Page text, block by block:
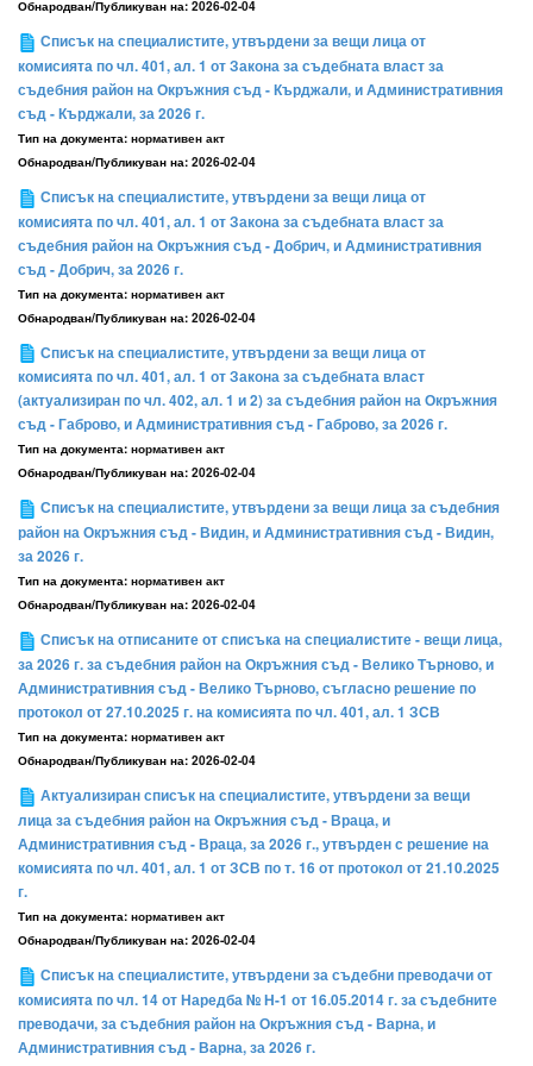
Обнародван/Публикуван на: 2026-02-04
Списък на специалистите, утвърдени за вещи лица от
комисията по чл. 401, ал. 1 от Закона за съдебната власт за
съдебния район на Окръжния съд - Кърджали, и Административния
съд - Кърджали, за 2026 г.
Тип на документа: нормативен акт
Обнародван/Публикуван на: 2026-02-04
Списък на специалистите, утвърдени за вещи лица от
комисията по чл. 401, ал. 1 от Закона за съдебната власт за
съдебния район на Окръжния съд - Добрич, и Административния
съд - Добрич, за 2026 г.
Тип на документа: нормативен акт
Обнародван/Публикуван на: 2026-02-04
Списък на специалистите, утвърдени за вещи лица от
комисията по чл. 401, ал. 1 от Закона за съдебната власт
(актуализиран по чл. 402, ал. 1 и 2) за съдебния район на Окръжния
съд - Габрово, и Административния съд - Габрово, за 2026 г.
Тип на документа: нормативен акт
Обнародван/Публикуван на: 2026-02-04
Списък на специалистите, утвърдени за вещи лица за съдебния
район на Окръжния съд - Видин, и Административния съд - Видин,
за 2026 г.
Тип на документа: нормативен акт
Обнародван/Публикуван на: 2026-02-04
Списък на отписаните от списъка на специалистите - вещи лица,
за 2026 г. за съдебния район на Окръжния съд - Велико Търново, и
Административния съд - Велико Търново, съгласно решение по
протокол от 27.10.2025 г. на комисията по чл. 401, ал. 1 ЗСВ
Тип на документа: нормативен акт
Обнародван/Публикуван на: 2026-02-04
Актуализиран списък на специалистите, утвърдени за вещи
лица за съдебния район на Окръжния съд - Враца, и
Административния съд - Враца, за 2026 г., утвърден с решение на
комисията по чл. 401, ал. 1 от ЗСВ по т. 16 от протокол от 21.10.2025
г.
Тип на документа: нормативен акт
Обнародван/Публикуван на: 2026-02-04
Списък на специалистите, утвърдени за съдебни преводачи от
комисията по чл. 14 от Наредба № Н-1 от 16.05.2014 г. за съдебните
преводачи, за съдебния район на Окръжния съд - Варна, и
Административния съд - Варна, за 2026 г.